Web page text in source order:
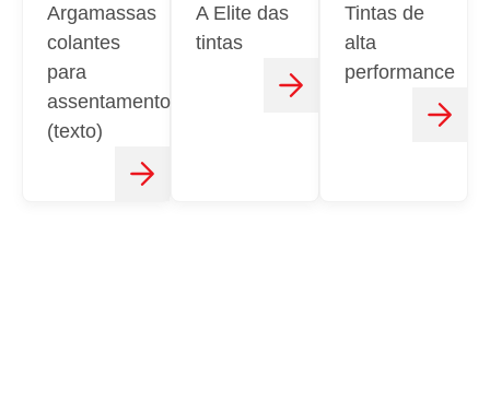
Argamassas
colantes
para
assentamento
(texto)
A Elite das
tintas
Tintas de
alta
performance